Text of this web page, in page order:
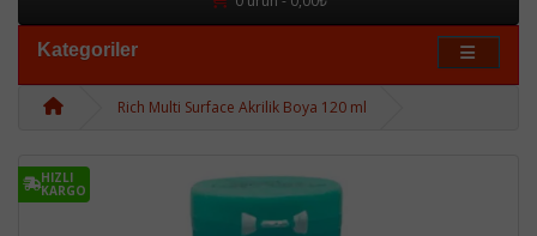
Kategoriler
Rich Multi Surface Akrilik Boya 120 ml
HIZLI
KARGO